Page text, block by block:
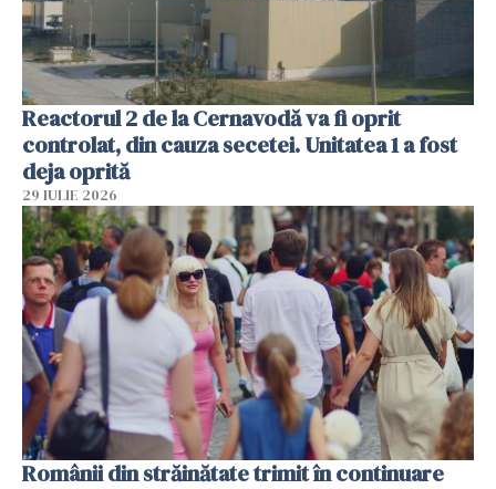
Reactorul 2 de la Cernavodă va fi oprit
controlat, din cauza secetei. Unitatea 1 a fost
deja oprită
29 IULIE 2026
Românii din străinătate trimit în continuare